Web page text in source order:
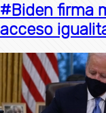
#Biden firma
acceso